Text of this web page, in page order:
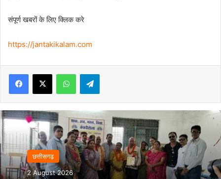
संपूर्ण खबरों के लिए क्लिक करे
https://jantakikalam.com
Facebook
X WhatsAppTelegram
छत्तीसगढ़
2 August 2026